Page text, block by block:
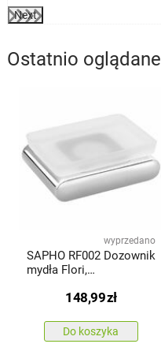
Next
Ostatnio oglądane
wyprzedano
SAPHO RF002 Dozownik
mydła Flori,
148,99zł
Do koszyka